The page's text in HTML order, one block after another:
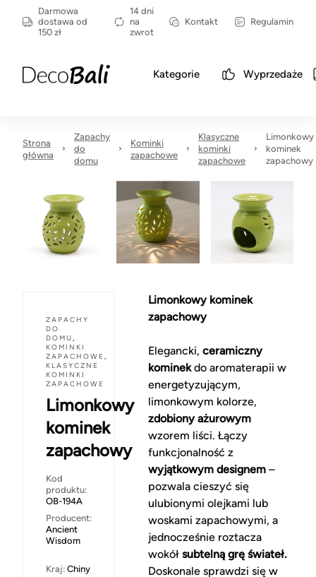
Darmowa
dostawa od
150 zł
14 dni
na
zwrot
Kontakt Regulamin
Kategorie Wyprzedaże
Strona
główna
Zapachy
do
domu
Kominki
zapachowe
Klasyczne
kominki
zapachowe
Limonkowy
kominek
zapachowy
ZAPACHY
DO
DOMU,
KOMINKI
ZAPACHOWE ,
KLASYCZNE
KOMINKI
ZAPACHOWE
Limonkowy
kominek
zapachowy
Kod
produktu:
OB-194A
Producent:
Ancient
Wisdom
Kraj: Chiny
Limonkowy kominek
zapachowy
Elegancki, ceramiczny
kominekdo aromaterapii w
energetyzującym,
limonkowym kolorze,
zdobiony ażurowym
wzorem liści. Łączy
funkcjonalność z
wyjątkowym designem–
pozwala cieszyć się
ulubionymi olejkami lub
woskami zapachowymi, a
jednocześnie roztacza
wokół subtelną grę świateł.
Doskonale sprawdzi się w